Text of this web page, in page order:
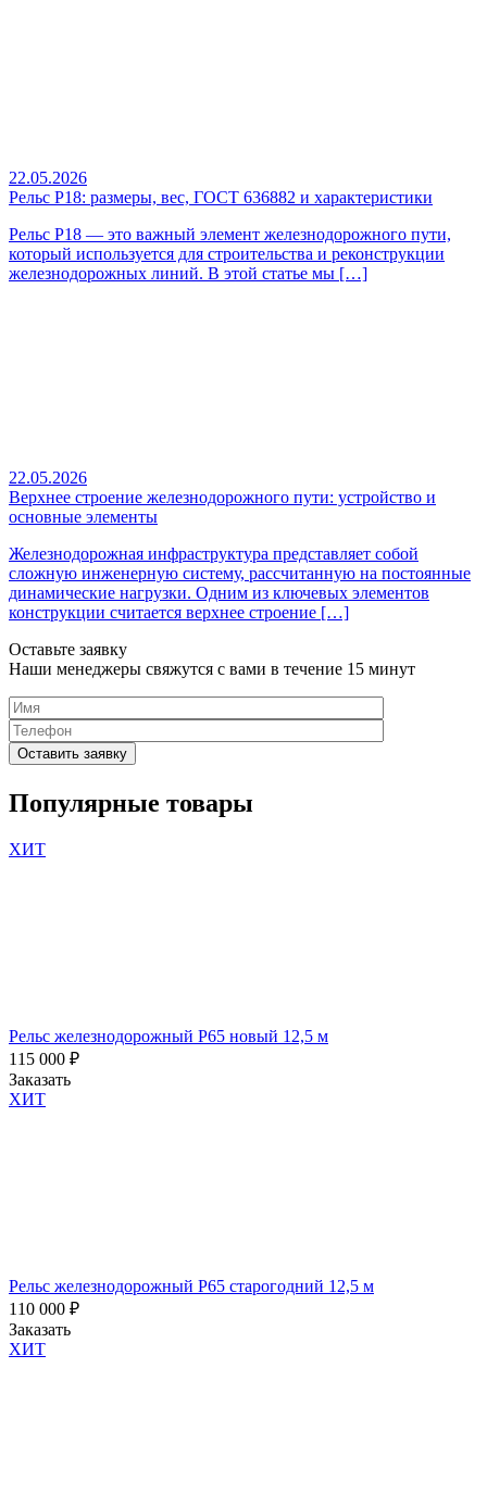
22.05.2026
Рельс Р18: размеры, вес, ГОСТ 636882 и характеристики
Рельс Р18 — это важный элемент железнодорожного пути,
который используется для строительства и реконструкции
железнодорожных линий. В этой статье мы […]
22.05.2026
Верхнее строение железнодорожного пути: устройство и
основные элементы
Железнодорожная инфраструктура представляет собой
сложную инженерную систему, рассчитанную на постоянные
динамические нагрузки. Одним из ключевых элементов
конструкции считается верхнее строение […]
Оставьте заявку
Наши менеджеры свяжутся с вами в течение 15 минут
leave
this
empty.
я
ознакомлен
и
согласен
с
Популярные товары
ХИТ
Рельс железнодорожный Р65 новый 12,5 м
115 000 ₽
Заказать
ХИТ
Рельс железнодорожный Р65 старогодний 12,5 м
110 000 ₽
Заказать
ХИТ